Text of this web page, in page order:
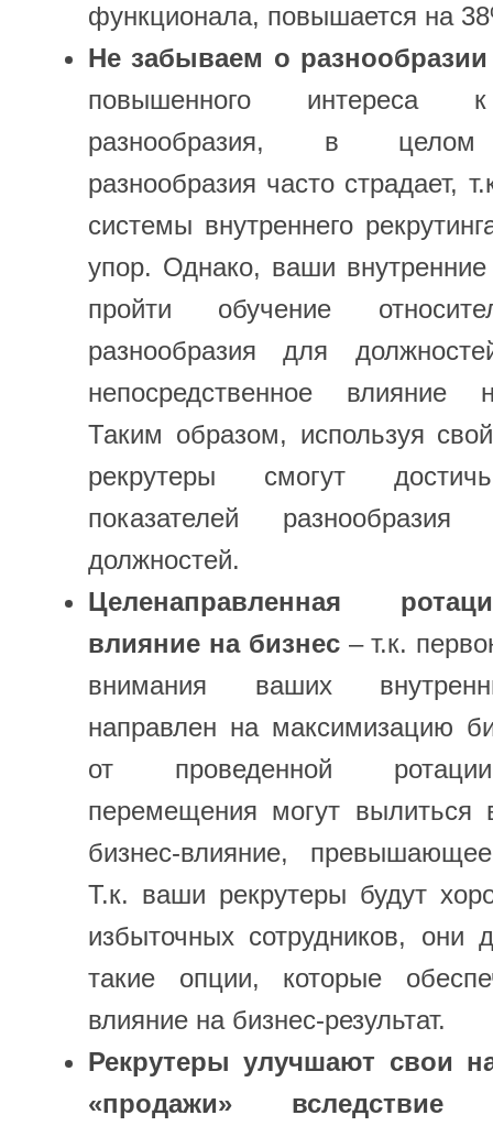
функционала, повышается на
Не забываем о разнообразии
повышенного интереса
разнообразия, в целом
разнообразия часто страдает,
системы внутреннего
упор. Однако, ваши внутренние
пройти обучение
разнообразия для
непосредственное влияние
Таким образом, используя
рекрутеры смогут
показателей
должностей.
Целенаправленная
влияние на бизнес– т.к.
внимания ваших
направлен на максимизацию
от проведенной
перемещения могут вылиться
бизнес-влияние,
Т.к. ваши рекрутеры будут
избыточных сотрудников, они
такие опции, которые
влияние на бизнес-результат.
Рекрутеры улучшают свои
«продажи»